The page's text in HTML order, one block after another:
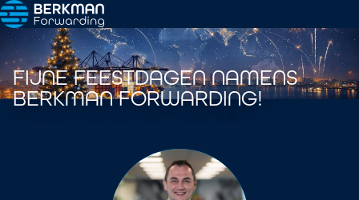
FIJNE FEESTDAGEN NAMENS
BERKMAN FORWARDING!